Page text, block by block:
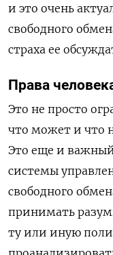
и это очень
свободного
страха ее
Права
Это не просто
что может и что
Это еще и
системы
свободного
принимать
ту или иную